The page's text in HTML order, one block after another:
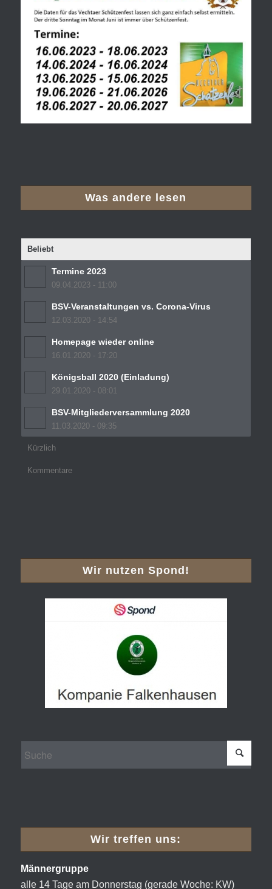
Was andere lesen
Beliebt
Termine 2023
09.04.2023 - 11:00
BSV-Veranstaltungen vs. Corona-Virus
12.03.2020 - 14:54
Homepage wieder online
16.01.2020 - 17:20
Königsball 2020 (Einladung)
29.01.2020 - 08:01
BSV-Mitgliederversammlung 2020
11.03.2020 - 09:35
Kürzlich
Kommentare
Wir nutzen Spond!
Wir treffen uns:
Männergruppe
alle 14 Tage am Donnerstag (gerade Woche: KW)